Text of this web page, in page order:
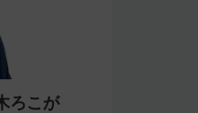
ろこが